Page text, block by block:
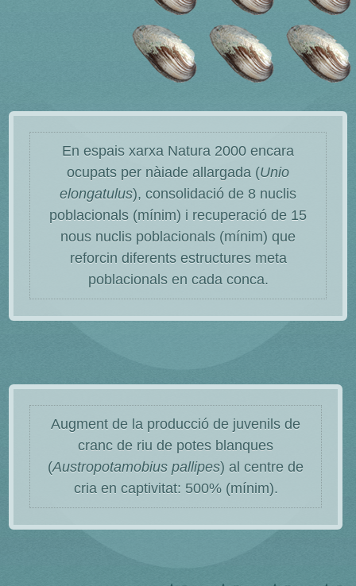
En espais xarxa Natura 2000 encara
ocupats per nàiade allargada (Unio
elongatulus), consolidació de 8 nuclis
poblacionals (mínim) i recuperació de 15
nous nuclis poblacionals (mínim) que
reforcin diferents estructures meta
poblacionals en cada conca.
Augment de la producció de juvenils de
cranc de riu de potes blanques
(Austropotamobius pallipes) al centre de
cria en captivitat: 500% (mínim).